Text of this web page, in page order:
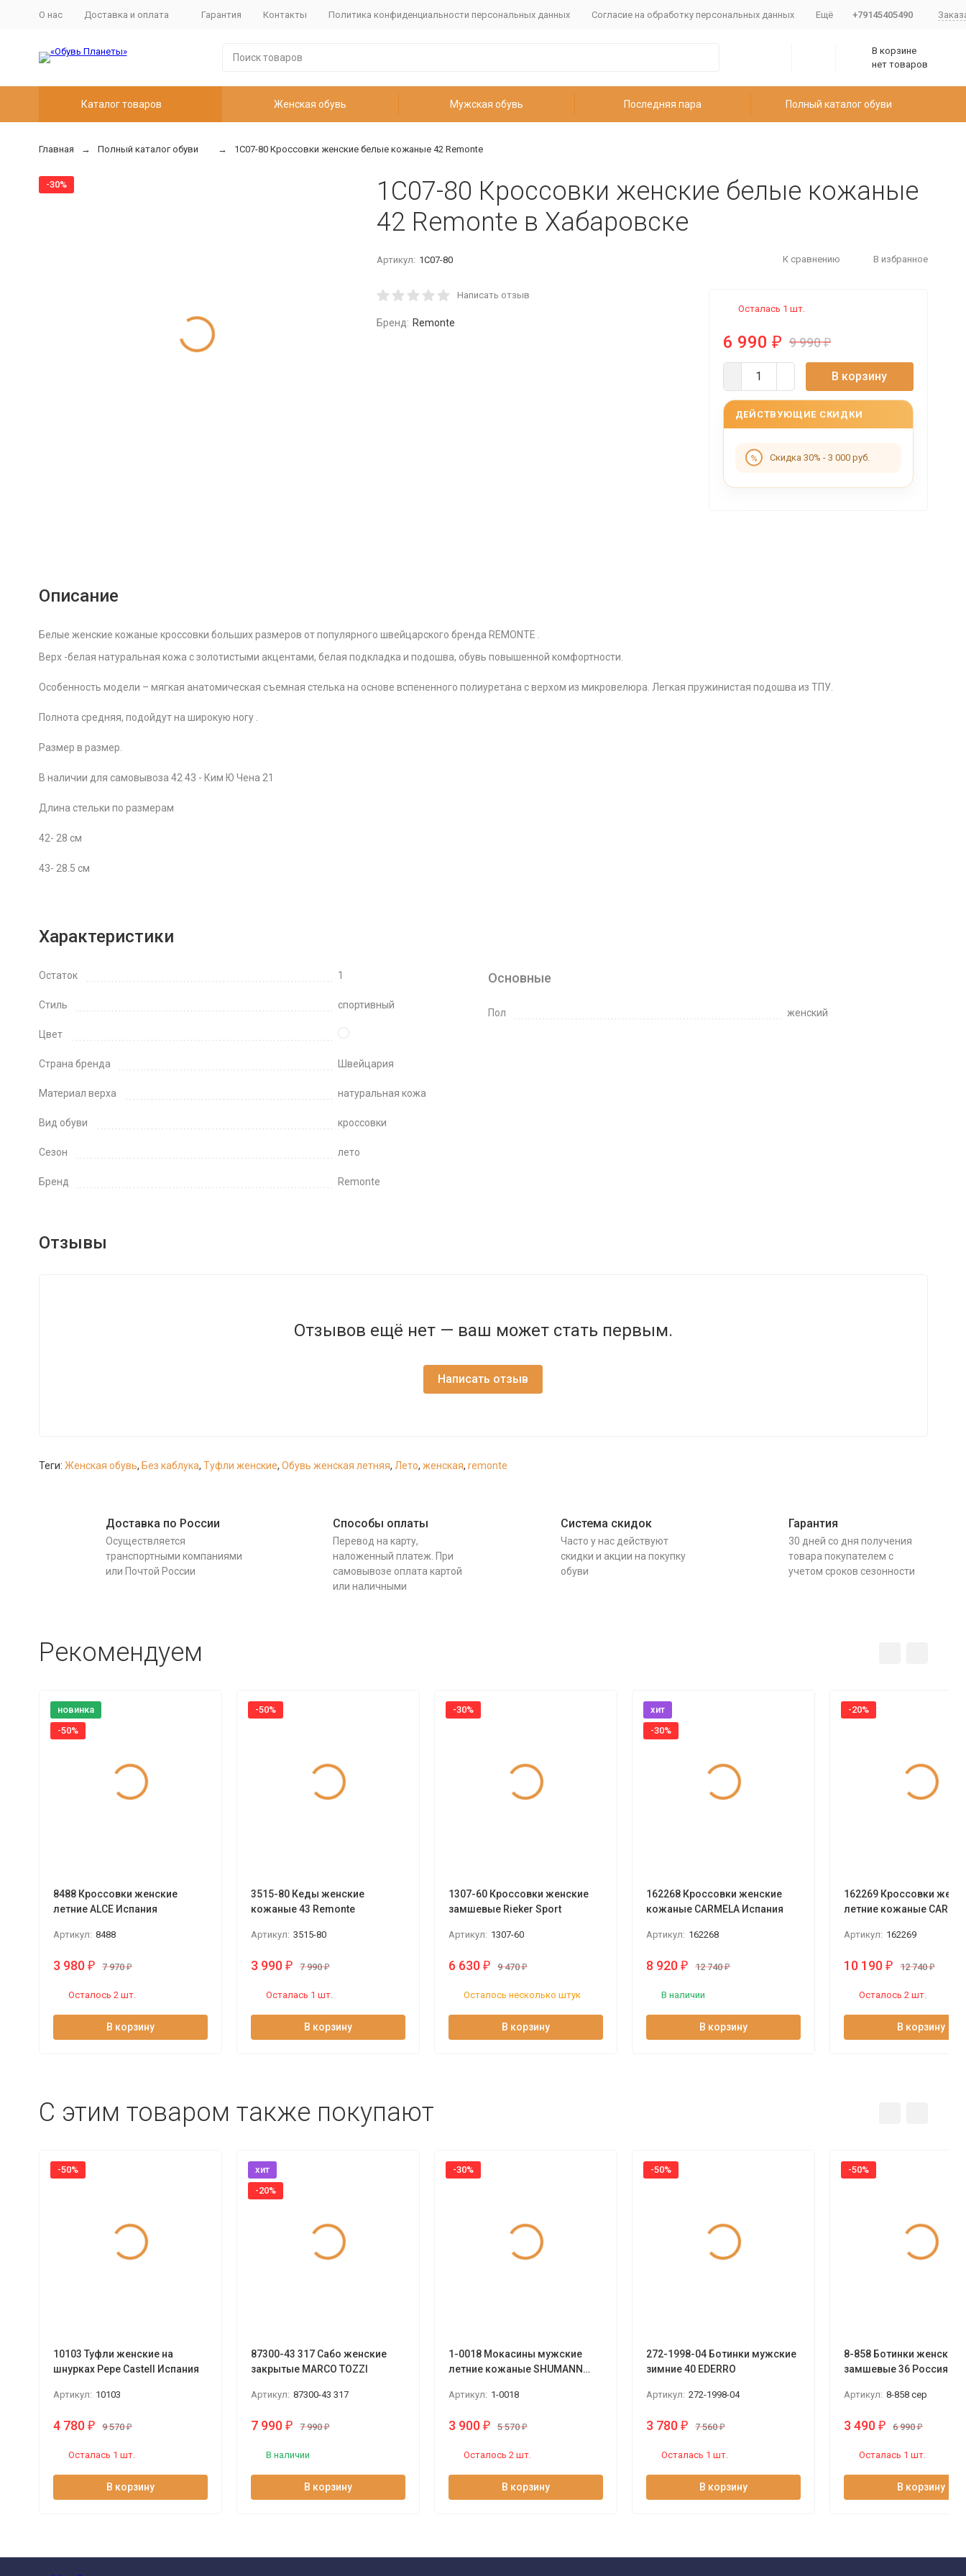
О нас Доставка и оплата Гарантия Контакты Политика конфиденциальности персональных данных Согласие на обработку персональных данных Ещё +79145405490
В корзине
нет товаров
Каталог товаров Женская обувь Мужская обувь Последняя пара Полный каталог обуви
Главная Полный каталог обуви 1С07-80 Кроссовки женские белые кожаные 42 Remonte
-30%
1С07-80 Кроссовки женские белые кожаные
42 Remonte в Хабаровске
Артикул: 1С07-80 К сравнению В избранное
Написать отзыв
Бренд: Remonte
Осталась 1 шт.
6 990 ₽ 9 990₽
В корзину
ДЕЙСТВУЮЩИЕ СКИДКИ
Скидка 30% - 3 000 руб.
Описание
Белые женские кожаные кроссовки больших размеров от популярного швейцарского бренда REMONTE .
Верх -белая натуральная кожа с золотистыми акцентами, белая подкладка и подошва, обувь повышенной комфортности.
Особенность модели – мягкая анатомическая съемная стелька на основе вспененного полиуретана с верхом из микровелюра. Легкая пружинистая подошва из ТПУ.
Полнота средняя, подойдут на широкую ногу .
Размер в размер.
В наличии для самовывоза 42 43 - Ким Ю Чена 21
Длина стельки по размерам
42- 28 см
43- 28.5 см
Характеристики
Остаток 1
Стиль спортивный
Цвет
Страна бренда Швейцария
Материал верха натуральная кожа
Вид обуви кроссовки
Сезон лето
Бренд Remonte
Основные
Пол женский
Отзывы
Отзывов ещё нет — ваш может стать первым.
Написать отзыв
Теги: Женская обувь, Без каблука, Туфли женские, Обувь женская летняя, Лето, женская, remonte
Доставка по России
Осуществляется
транспортными компаниями
или Почтой России
Способы оплаты
Перевод на карту,
наложенный платеж. При
самовывозе оплата картой
или наличными
Система скидок
Часто у нас действуют
скидки и акции на покупку
обуви
Гарантия
30 дней со дня получения
товара покупателем с
учетом сроков сезонности
Рекомендуем
новинка
-50%
8488 Кроссовки женские
летние ALCE Испания
Артикул: 8488
3 980 ₽ 7 970₽
Осталось 2 шт.
В корзину
-50%
3515-80 Кеды женские
кожаные 43 Remonte
Артикул: 3515-80
3 990 ₽ 7 990₽
Осталась 1 шт.
В корзину
-30%
1307-60 Кроссовки женские
замшевые Rieker Sport
Артикул: 1307-60
6 630 ₽ 9 470₽
Осталось несколько штук
В корзину
хит
-30%
162268 Кроссовки женские
кожаные CARMELA Испания
Артикул: 162268
8 920 ₽ 12 740₽
В наличии
В корзину
-20%
162269 Кроссовки
летние кожаные
Артикул: 162269
10 190 ₽ 12 740₽
Осталось 2 шт.
В корзину
C этим товаром также покупают
-50%
10103 Туфли женские на
шнурках Pepe Castell Испания
Артикул: 10103
4 780 ₽ 9 570₽
Осталась 1 шт.
В корзину
хит
-20%
87300-43 317 Сабо женские
закрытые MARCO TOZZI
Артикул: 87300-43 317
7 990 ₽ 7 990₽
В наличии
В корзину
-30%
1-0018 Мокасины мужские
летние кожаные SHUMANN
Артикул: 1-0018
3 900 ₽ 5 570₽
Осталось 2 шт.
В корзину
-50%
272-1998-04 Ботинки мужские
зимние 40 EDERRO
Артикул: 272-1998-04
3 780 ₽ 7 560₽
Осталась 1 шт.
В корзину
-50%
8-858 Ботинки женские
замшевые 36 Россия
Артикул: 8-858 сер
3 490 ₽ 6 990₽
Осталась 1 шт.
В корзину